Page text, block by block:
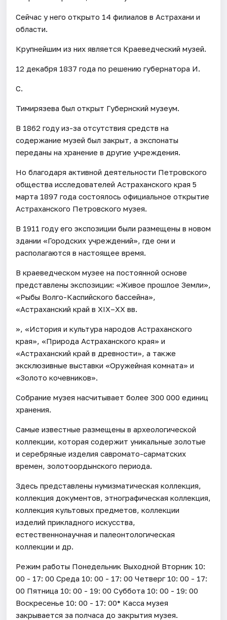
Сейчас у него открыто 14 филиалов в Астрахани и
области.
Крупнейшим из них является Краеведческий музей.
12 декабря 1837 года по решению губернатора И.
С.
Тимирязева был открыт Губернский музеум.
В 1862 году из-за отсутствия средств на
содержание музей был закрыт, а экспонаты
переданы на хранение в другие учреждения.
Но благодаря активной деятельности Петровского
общества исследователей Астраханского края 5
марта 1897 года состоялось официальное открытие
Астраханского Петровского музея.
В 1911 году его экспозиции были размещены в новом
здании «Городских учреждений», где они и
располагаются в настоящее время.
В краеведческом музее на постоянной основе
представлены экспозиции: «Живое прошлое Земли»,
«Рыбы Волго-Каспийского бассейна»,
«Астраханский край в XIX–XX вв.
», «История и культура народов Астраханского
края», «Природа Астраханского края» и
«Астраханский край в древности», а также
эксклюзивные выставки «Оружейная комната» и
«Золото кочевников».
Собрание музея насчитывает более 300 000 единиц
хранения.
Самые известные размещены в археологической
коллекции, которая содержит уникальные золотые
и серебряные изделия савромато-сарматских
времен, золотоордынского периода.
Здесь представлены нумизматическая коллекция,
коллекция документов, этнографическая коллекция,
коллекция культовых предметов, коллекции
изделий прикладного искусства,
естественнонаучная и палеонтологическая
коллекции и др.
Режим работы Понедельник Выходной Вторник 10:
00 - 17: 00 Среда 10: 00 - 17: 00 Четверг 10: 00 - 17:
00 Пятница 10: 00 - 19: 00 Суббота 10: 00 - 19: 00
Воскресенье 10: 00 - 17: 00* Касса музея
закрывается за полчаса до закрытия музея.